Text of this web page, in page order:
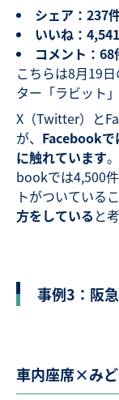
シェア：237
いいね：
コメント：68
こちらは8月19
ター「ラビット
X（Twitter）と
が、 Facebookで
に触れています
bookでは4,500
トがついている
方をしている と
事例3：阪
車内座席×み